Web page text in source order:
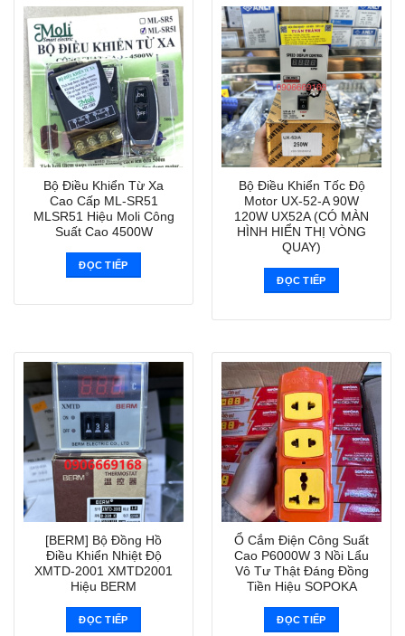
Bộ Điều Khiển Từ Xa
Cao Cấp ML-SR51
MLSR51 Hiệu Moli Công
Suất Cao 4500W
ĐỌC TIẾP
Bộ Điều Khiển Tốc Độ
Motor UX-52-A 90W
120W UX52A (CÓ MÀN
HÌNH HIỂN THỊ VÒNG
QUAY)
ĐỌC TIẾP
[BERM] Bộ Đồng Hồ
Điều Khiển Nhiệt Độ
XMTD-2001 XMTD2001
Hiệu BERM
ĐỌC TIẾP
Ổ Cắm Điện Công Suất
Cao P6000W 3 Nồi Lẩu
Vô Tư Thật Đáng Đồng
Tiền Hiệu SOPOKA
ĐỌC TIẾP